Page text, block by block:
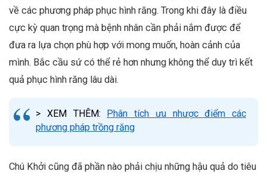
về các phương pháp phục hình răng. Trong khi đây là điều
cực kỳ quan trọng mà bệnh nhân cần phải nắm được để
đưa ra lựa chọn phù hợp với mong muốn, hoàn cảnh của
mình. Bắc cầu sứ có thể rẻ hơn nhưng không thể duy trì kết
quả phục hình răng lâu dài.
> XEM THÊM: Phân tích ưu nhược điểm các
phương pháp trồng răng
Chú Khởi cũng đã phần nào phải chịu những hậu quả do tiêu